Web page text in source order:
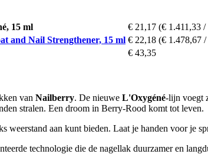
15 ml € 21,17 (€ 1.411,33 /
and Nail Strengthener, 15 ml € 22,18 (€ 1.478,67
€ 43,35
van Nailberry. De nieuwe L'Oxygéné-lijn voegt
stralen. Een droom in Berry-Rood komt tot leven.
aan kunt bieden. Laat je handen voor je
technologie die de nagellak duurzamer en